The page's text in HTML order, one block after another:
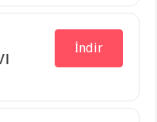
İndir